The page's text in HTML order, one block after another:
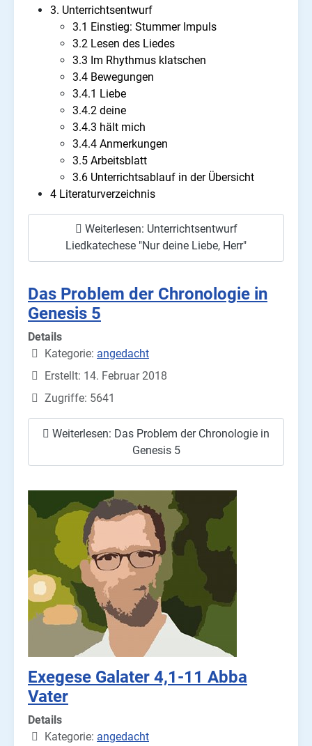
3. Unterrichtsentwurf
3.1 Einstieg: Stummer Impuls
3.2 Lesen des Liedes
3.3 Im Rhythmus klatschen
3.4 Bewegungen
3.4.1 Liebe
3.4.2 deine
3.4.3 hält mich
3.4.4 Anmerkungen
3.5 Arbeitsblatt
3.6 Unterrichtsablauf in der Übersicht
4 Literaturverzeichnis
Weiterlesen: Unterrichtsentwurf
Liedkatechese "Nur deine Liebe, Herr"
Das Problem der Chronologie in
Genesis 5
Details
Kategorie: angedacht
Erstellt: 14. Februar 2018
Zugriffe: 5641
Weiterlesen: Das Problem der Chronologie in
Genesis 5
Exegese Galater 4,1-11 Abba
Vater
Details
Kategorie: angedacht